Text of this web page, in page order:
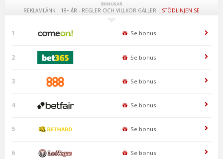
BONUSAR
REKLAMLÄNK | 18+ ÅR - REGLER OCH VILLKOR GÄLLER | STÖDLINJEN.SE
1 Se bonus
2 Se bonus
3 Se bonus
4 Se bonus
5 Se bonus
6 Se bonus